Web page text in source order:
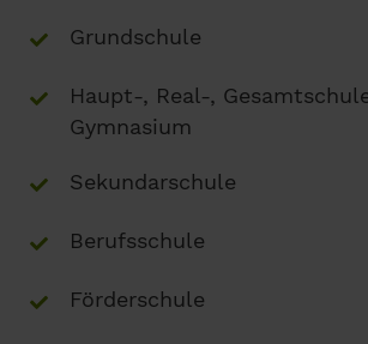
Grundschule
Haupt-, Real-,
Gymnasium
Sekundarschule
Berufsschule
Förderschule